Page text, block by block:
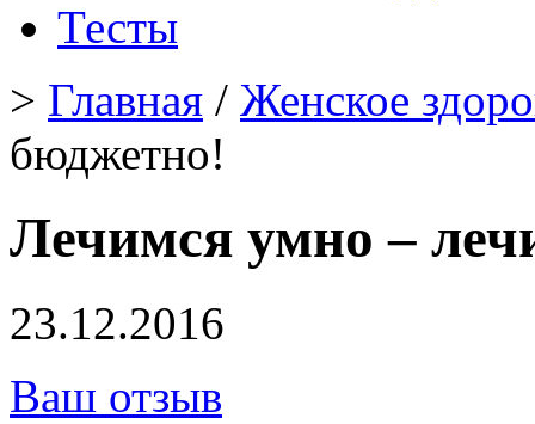
Тесты
> Главная / Женское
бюджетно!
Лечимся умно –
23.12.2016
Ваш отзыв